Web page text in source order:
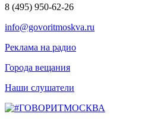
8 (495) 950-62-26
info@govoritmoskva.ru
Реклама на радио
Города вещания
Наши слушатели